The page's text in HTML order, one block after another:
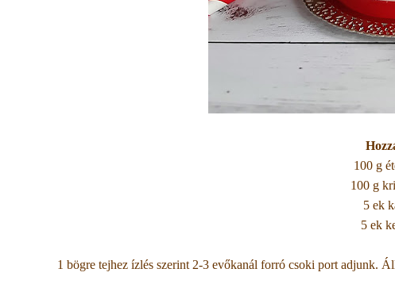
100 g
100 g
5 ek
5 ek
1 bögre tejhez ízlés szerint 2-3 evőkanál forró csoki port adjunk.